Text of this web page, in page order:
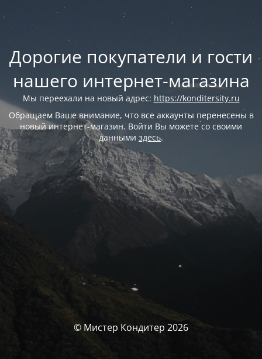
Дорогие покупатели и гости
нашего интернет-магазина
Мы переехали на новый адрес: https://konditersity.ru
Обращаем Ваше внимание, что все аккаунты перенесены в
новый интернет-магазин. Войти Вы можете со своими
данными здесь.
© Мистер Кондитер 2026